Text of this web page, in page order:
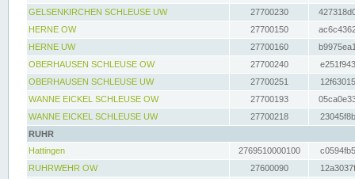
GELSENKIRCHEN SCHLEUSE UW
27700230
HERNE OW
27700150
HERNE UW
27700160
OBERHAUSEN SCHLEUSE OW
27700240
OBERHAUSEN SCHLEUSE UW
27700251
WANNE EICKEL SCHLEUSE OW
27700193
WANNE EICKEL SCHLEUSE UW
27700218
RUHR
Hattingen
2769510000100
RUHRWEHR OW
27600090